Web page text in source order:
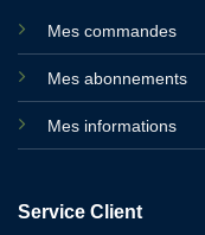
Mes commandes
Mes abonnements
Mes informations
Service Client